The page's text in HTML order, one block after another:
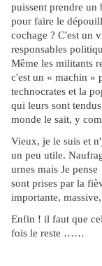
puissent prendre un
pour faire le
cochage ? C'est un
responsables
Même les militants
c'est un « machin »
technocrates et la
qui leurs sont
monde le sait, y
Vieux, je le suis et
un peu utile.
urnes mais Je
sont prises par la
importante,
Enfin ! il faut que
fois le reste ……